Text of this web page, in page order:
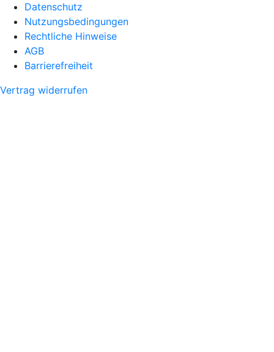
Datenschutz
Nutzungsbedingungen
Rechtliche Hinweise
AGB
Barrierefreiheit
Vertrag widerrufen